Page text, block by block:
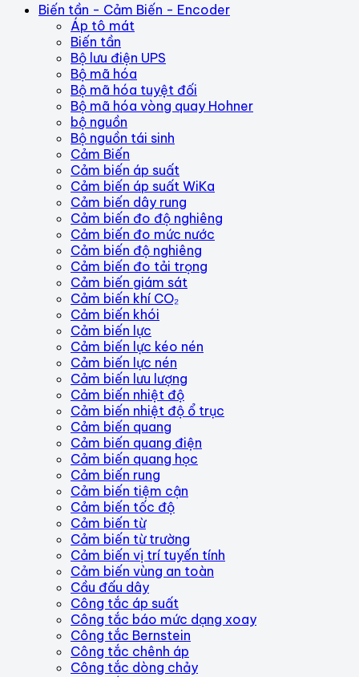
Biến tần - Cảm Biến - Encoder
Áp tô mát
Biến tần
Bộ lưu điện UPS
Bộ mã hóa
Bộ mã hóa tuyệt đối
Bộ mã hóa vòng quay Hohner
bộ nguồn
Bộ nguồn tái sinh
Cảm Biến
Cảm biến áp suất
Cảm biến áp suất WiKa
Cảm biến dây rung
Cảm biến đo độ nghiêng
Cảm biến đo mức nước
Cảm biến độ nghiêng
Cảm biến đo tải trọng
Cảm biến giám sát
Cảm biến khí CO₂
Cảm biến khói
Cảm biến lực
Cảm biến lực kéo nén
Cảm biến lực nén
Cảm biến lưu lượng
Cảm biến nhiệt độ
Cảm biến nhiệt độ ổ trục
Cảm biến quang
Cảm biến quang điện
Cảm biến quang học
Cảm biến rung
Cảm biến tiệm cận
Cảm biến tốc độ
Cảm biến từ
Cảm biến từ trường
Cảm biến vị trí tuyến tính
Cảm biến vùng an toàn
Cầu đấu dây
Công tắc áp suất
Công tắc báo mức dạng xoay
Công tắc Bernstein
Công tắc chênh áp
Công tắc dòng chảy